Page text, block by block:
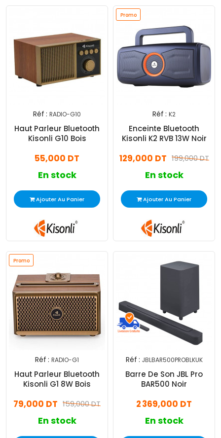
Réf : RADIO-G10
Haut Parleur Bluetooth
Kisonli G10 Bois
55,000 DT
En stock
Ajouter Au Panier
Promo
Réf : K2
Enceinte Bluetooth
Kisonli K2 RVB 13W Noir
199,000 DT
129,000 DT
En stock
Ajouter Au Panier
Promo
Réf : RADIO-G1
Haut Parleur Bluetooth
Kisonli G1 8W Bois
159,000 DT
79,000 DT
En stock
Réf : JBLBAR500PROBLKUK
Barre De Son JBL Pro
BAR500 Noir
2 369,000 DT
En stock